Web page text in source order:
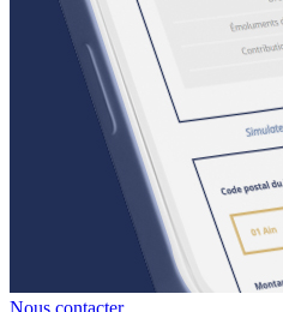
Nous contacter